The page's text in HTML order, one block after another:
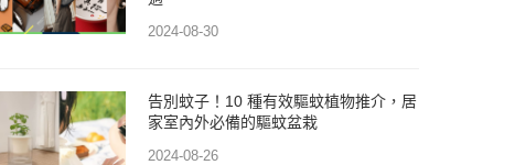
2024-08-30
告別蚊子！10 種有效驅蚊植物推介，居
家室內外必備的驅蚊盆栽
2024-08-26